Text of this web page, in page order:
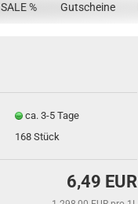
SALE % Gutscheine
ca. 3-5 Tage
168 Stück
6,49 EUR